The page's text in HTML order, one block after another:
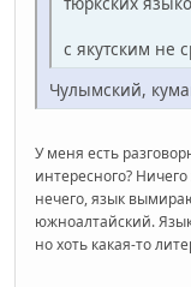
с якутским не
Чулымский,
У меня есть
интересного?
нечего, язык
южноалтайский.
но хоть какая-то